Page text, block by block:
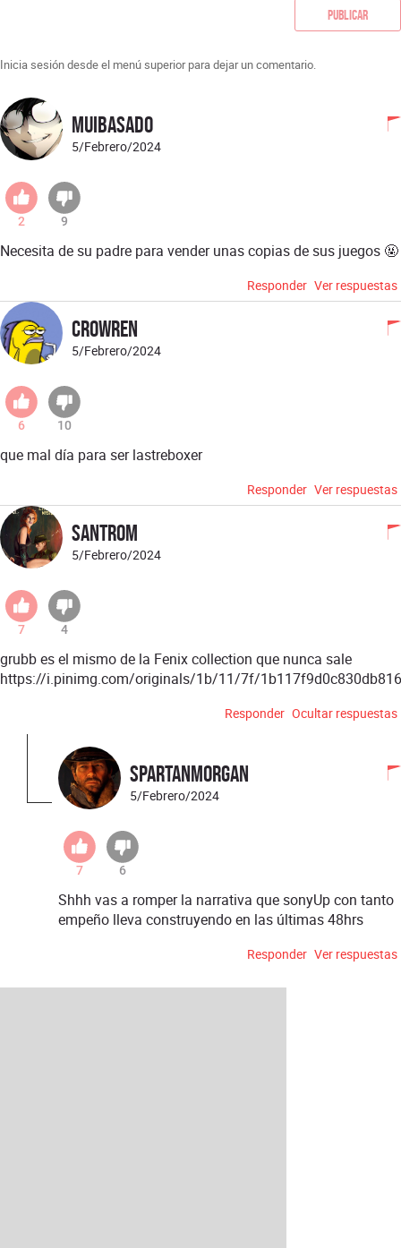
Publicar
Inicia sesión desde el menú superior para dejar un comentario.
Muibasado
5/Febrero/2024
2 9
Necesita de su padre para vender unas copias de sus juegos 🤬
Responder Ver respuestas
Crowren
5/Febrero/2024
6 10
que mal día para ser lastreboxer
Responder Ver respuestas
santrom
5/Febrero/2024
7 4
grubb es el mismo de la Fenix collection que nunca sale
https://i.pinimg.com/originals/1b/11/7f/
Responder Ocultar respuestas
spartanmorgan
5/Febrero/2024
7 6
Shhh vas a romper la narrativa que sonyUp con tanto
empeño lleva construyendo en las últimas 48hrs
Responder Ver respuestas